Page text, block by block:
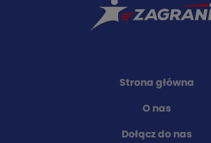
Strona główna
O nas
Dołącz do nas